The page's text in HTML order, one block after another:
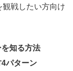
観戦したい方向け
知る方法
パターン